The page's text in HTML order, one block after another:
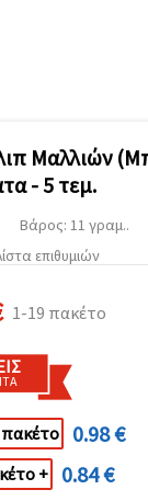
Μαλλιών
- 5 τεμ.
Βάρος: 11 γραμ..
επιθυμιών
1-19 πακέτο
0.98 €
+ 0.84 €